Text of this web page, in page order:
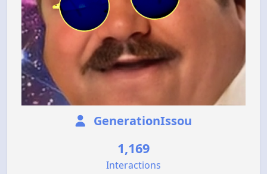
GenerationIssou
1,169
Interactions